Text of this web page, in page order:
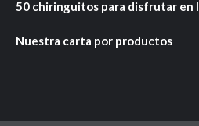
50 chiringuitos para disfrutar en
Nuestra carta por productos